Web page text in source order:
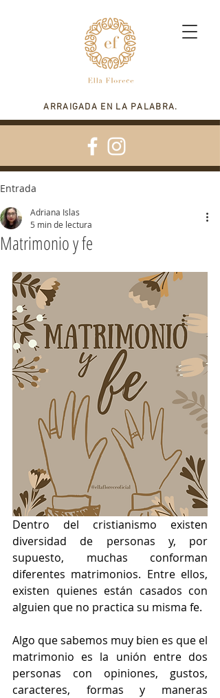
ARRAIGADA EN LA PALABRA.
Entrada
Matrimonio y fe
Adriana Islas
5 min de lectura
Dentro del cristianismo existen
diversidad de personas y, por
supuesto, muchas conforman
diferentes matrimonios. Entre ellos,
existen quienes están casados con
alguien que no practica su misma fe.
Algo que sabemos muy bien es que el
matrimonio es la unión entre dos
personas con opiniones, gustos,
caracteres, formas y maneras